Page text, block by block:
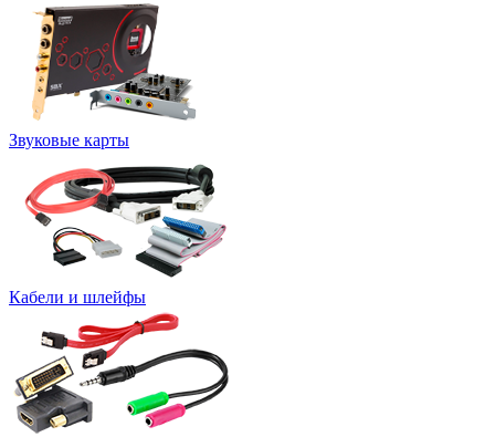
Звуковые карты
Кабели и шлейфы